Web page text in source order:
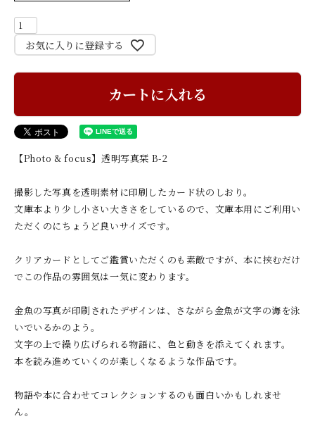
お気に入りに登録する
カートに入れる
【Photo & focus】透明写真栞 B-2
撮影した写真を透明素材に印刷したカード状のしおり。
文庫本より少し小さい大きさをしているので、文庫本用にご利用い
ただくのにちょうど良いサイズです。
クリアカードとしてご鑑賞いただくのも素敵ですが、本に挟むだけ
でこの作品の雰囲気は一気に変わります。
金魚の写真が印刷されたデザインは、さながら金魚が文字の海を泳
いでいるかのよう。
文字の上で繰り広げられる物語に、色と動きを添えてくれます。
本を読み進めていくのが楽しくなるような作品です。
物語や本に合わせてコレクションするのも面白いかもしれませ
ん。